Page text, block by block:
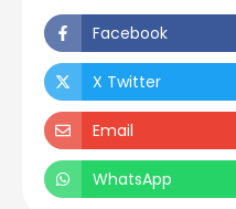
Facebook
X Twitter
Email
WhatsApp